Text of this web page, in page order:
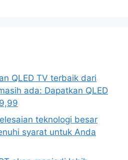
QLED TV terbaik dari
ada: Dapatkan QLED
teknologi besar
syarat untuk Anda